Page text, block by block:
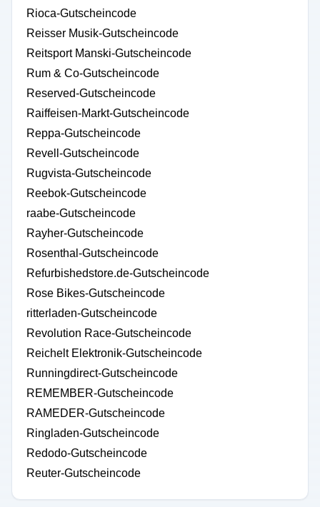
Rioca-Gutscheincode
Reisser Musik-Gutscheincode
Reitsport Manski-Gutscheincode
Rum & Co-Gutscheincode
Reserved-Gutscheincode
Raiffeisen-Markt-Gutscheincode
Reppa-Gutscheincode
Revell-Gutscheincode
Rugvista-Gutscheincode
Reebok-Gutscheincode
raabe-Gutscheincode
Rayher-Gutscheincode
Rosenthal-Gutscheincode
Refurbishedstore.de-Gutscheincode
Rose Bikes-Gutscheincode
ritterladen-Gutscheincode
Revolution Race-Gutscheincode
Reichelt Elektronik-Gutscheincode
Runningdirect-Gutscheincode
REMEMBER-Gutscheincode
RAMEDER-Gutscheincode
Ringladen-Gutscheincode
Redodo-Gutscheincode
Reuter-Gutscheincode